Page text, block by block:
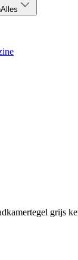
Alles
grijs